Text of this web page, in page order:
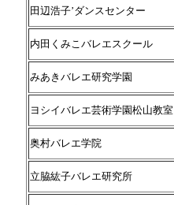
田辺浩子’ダンスセンター
内田くみこバレエスクール
みあきバレエ研究学園
ヨシイバレエ芸術学園松山教室
奥村バレエ学院
立脇紘子バレエ研究所